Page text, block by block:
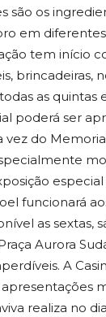
são os
em
tem início
brincadeiras,
as quintas
poderá ser
vez do
funcionará
as sextas,
Aurora
A
realiza no